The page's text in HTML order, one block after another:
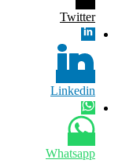
Twitter
Linkedin
Whatsapp